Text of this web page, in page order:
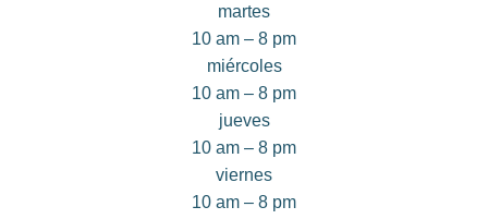
martes
10 am – 8 pm
miércoles
10 am – 8 pm
jueves
10 am – 8 pm
viernes
10 am – 8 pm